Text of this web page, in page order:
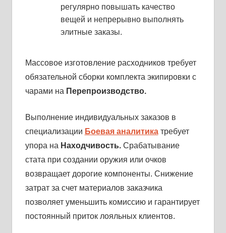
регулярно повышать качество
вещей и непрерывно выполнять
элитные заказы.
Массовое изготовление расходников требует
обязательной сборки комплекта экипировки с
чарами на Перепроизводство.
Выполнение индивидуальных заказов в
специализации Боевая аналитикатребует
упора на Находчивость.Срабатывание
стата при создании оружия или очков
возвращает дорогие компоненты. Снижение
затрат за счет материалов заказчика
позволяет уменьшить комиссию и гарантирует
постоянный приток лояльных клиентов.